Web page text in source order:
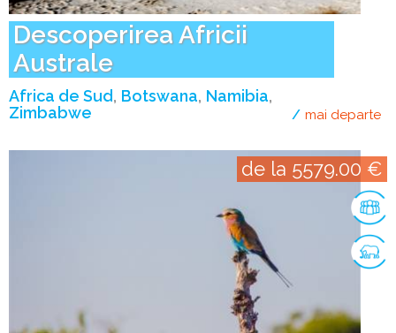
Descoperirea Africii
Australe
Africa de Sud Botswana Namibia
Zimbabwe
mai departe
de la 5579.00 €